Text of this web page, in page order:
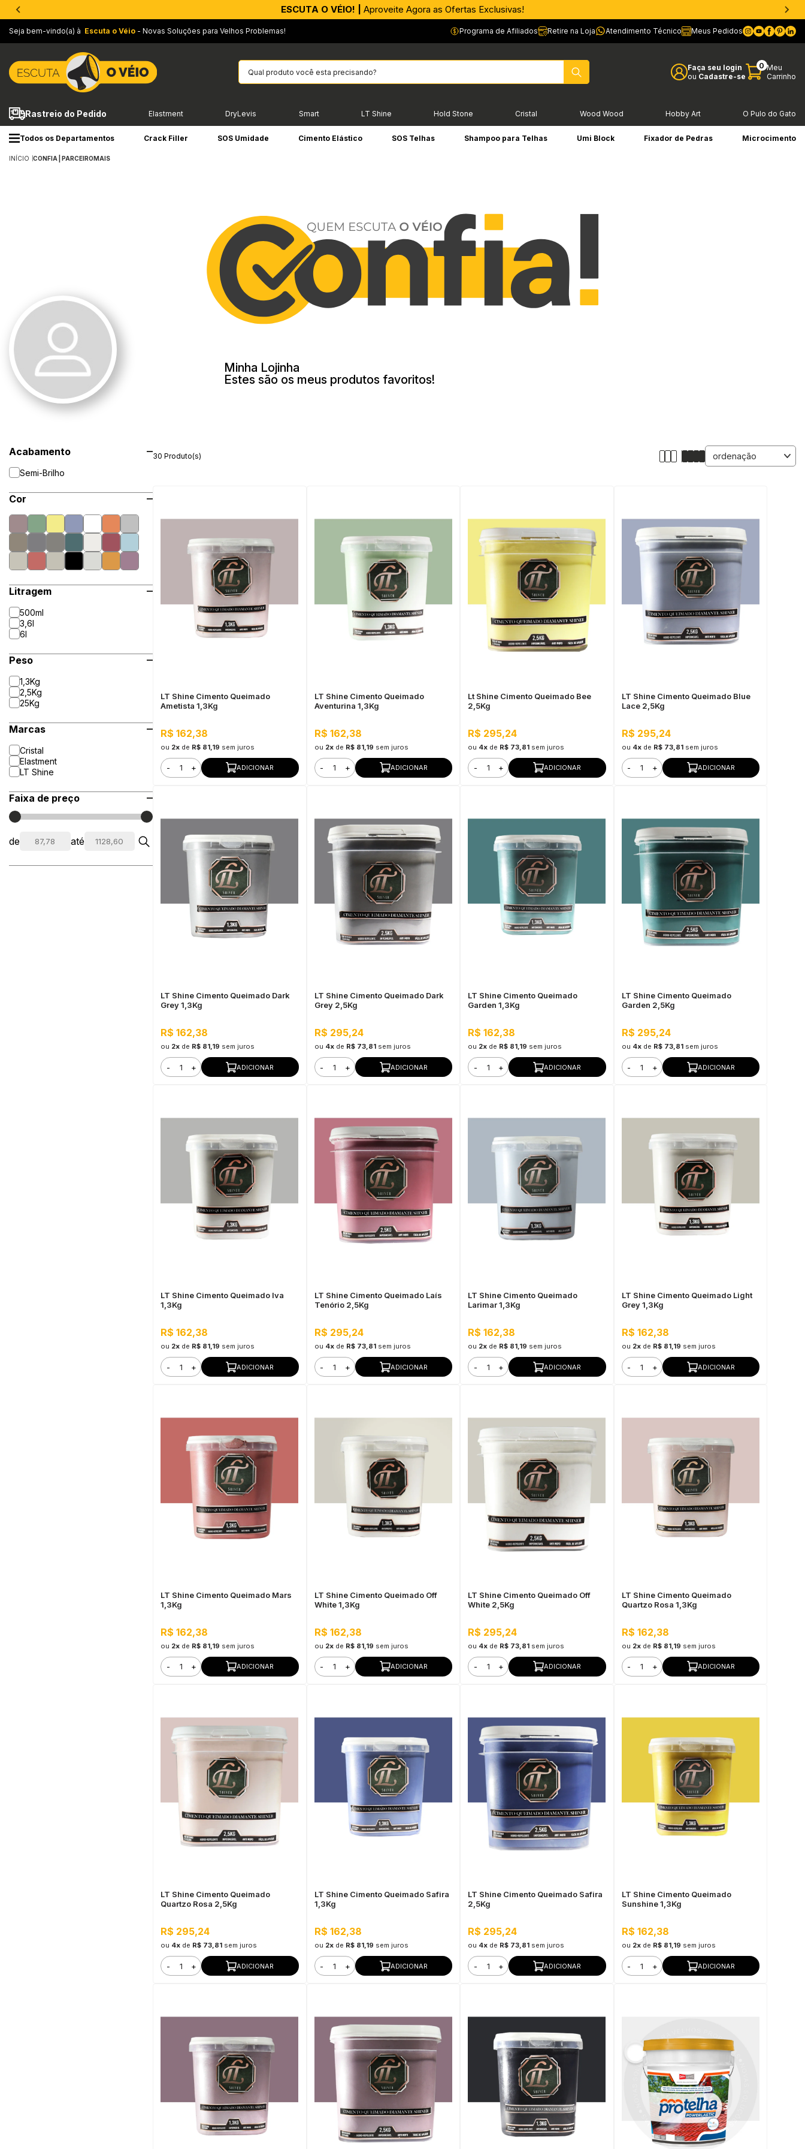
APROVEITE AGORA |PIX parcelado em até 4x sem Juros!*
Seja bem-vindo(a) à Escuta o Véio - Novas Soluções para Velhos Problemas! Programa de Afiliados Retire na Loja Atendimento Técnico Meus Pedidos
Faça seu login
ou Cadastre-se
0 Meu
Carrinho
Rastreio do Pedido Elastment DryLevis Smart LT Shine Hold Stone Cristal Wood Wood Hobby Art O Pulo do Gato
Todos os Departamentos Crack Filler SOS Umidade Cimento Elástico SOS Telhas Shampoo para Telhas Umi Block Fixador de Pedras Microcimento
INÍCIO CONFIA | PARCEIROMAIS
Minha Lojinha
Estes são os meus produtos favoritos!
Acabamento
Semi-Brilho
Cor
Litragem
500ml
3,6l
6l
Peso
1,3Kg
2,5Kg
25Kg
Marcas
Cristal
Elastment
LT Shine
Faixa de preço
de até
30 Produto(s)
LT Shine Cimento Queimado
Ametista 1,3Kg
R$ 162,38
ou 2x de R$ 81,19 sem juros
- + ADICIONAR
LT Shine Cimento Queimado
Aventurina 1,3Kg
R$ 162,38
ou 2xde R$ 81,19 sem juros
- + ADICIONAR
Lt Shine Cimento Queimado Bee
2,5Kg
R$ 295,24
ou 4x de R$ 73,81 sem juros
- + ADICIONAR
LT Shine Cimento Queimado Blue
Lace 2,5Kg
R$ 295,24
ou 4xde R$ 73,81 sem juros
- + ADICIONAR
LT Shine Cimento Queimado Dark
Grey 1,3Kg
R$ 162,38
ou 2x de R$ 81,19 sem juros
- + ADICIONAR
LT Shine Cimento Queimado Dark
Grey 2,5Kg
R$ 295,24
ou 4xde R$ 73,81 sem juros
- + ADICIONAR
LT Shine Cimento Queimado
Garden 1,3Kg
R$ 162,38
ou 2x de R$ 81,19 sem juros
- + ADICIONAR
LT Shine Cimento Queimado
Garden 2,5Kg
R$ 295,24
ou 4xde R$ 73,81 sem juros
- + ADICIONAR
LT Shine Cimento Queimado Iva
1,3Kg
R$ 162,38
ou 2x de R$ 81,19 sem juros
- + ADICIONAR
LT Shine Cimento Queimado Laís
Tenório 2,5Kg
R$ 295,24
ou 4xde R$ 73,81 sem juros
- + ADICIONAR
LT Shine Cimento Queimado
Larimar 1,3Kg
R$ 162,38
ou 2x de R$ 81,19 sem juros
- + ADICIONAR
LT Shine Cimento Queimado Light
Grey 1,3Kg
R$ 162,38
ou 2xde R$ 81,19 sem juros
- + ADICIONAR
LT Shine Cimento Queimado Mars
1,3Kg
R$ 162,38
ou 2x de R$ 81,19 sem juros
- + ADICIONAR
LT Shine Cimento Queimado Off
White 1,3Kg
R$ 162,38
ou 2xde R$ 81,19 sem juros
- + ADICIONAR
LT Shine Cimento Queimado Off
White 2,5Kg
R$ 295,24
ou 4x de R$ 73,81 sem juros
- + ADICIONAR
LT Shine Cimento Queimado
Quartzo Rosa 1,3Kg
R$ 162,38
ou 2xde R$ 81,19 sem juros
- + ADICIONAR
LT Shine Cimento Queimado
Quartzo Rosa 2,5Kg
R$ 295,24
ou 4x de R$ 73,81 sem juros
- + ADICIONAR
LT Shine Cimento Queimado Safira
1,3Kg
R$ 162,38
ou 2xde R$ 81,19 sem juros
- + ADICIONAR
LT Shine Cimento Queimado Safira
2,5Kg
R$ 295,24
ou 4x de R$ 73,81 sem juros
- + ADICIONAR
LT Shine Cimento Queimado
Sunshine 1,3Kg
R$ 162,38
ou 2xde R$ 81,19 sem juros
- + ADICIONAR